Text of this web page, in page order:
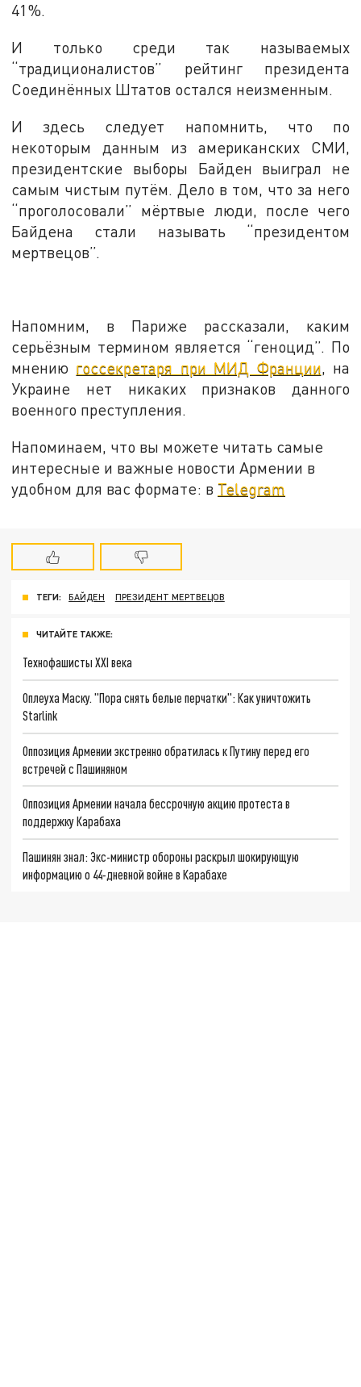
41%.
И только среди так называемых
“традиционалистов” рейтинг президента
Соединённых Штатов остался неизменным.
И здесь следует напомнить, что по
некоторым данным из американских СМИ,
президентские выборы Байден выиграл не
самым чистым путём. Дело в том, что за него
“проголосовали” мёртвые люди, после чего
Байдена стали называть “президентом
мертвецов”.
Напомним, в Париже рассказали, каким
серьёзным термином является “геноцид”. По
мнению госсекретаря при МИД Франции, на
Украине нет никаких признаков данного
военного преступления.
Напоминаем, что вы можете читать самые
интересные и важные новости Армении в
удобном для вас формате: в Telegram
ТЕГИ: БАЙДЕН ПРЕЗИДЕНТ МЕРТВЕЦОВ
ЧИТАЙТЕ ТАКЖЕ:
Технофашисты XXI века
Оплеуха Маску. "Пора снять белые перчатки": Как уничтожить
Starlink
Оппозиция Армении экстренно обратилась к Путину перед его
встречей с Пашиняном
Оппозиция Армении начала бессрочную акцию протеста в
поддержку Карабаха
Пашинян знал: Экс-министр обороны раскрыл шокирующую
информацию о 44-дневной войне в Карабахе